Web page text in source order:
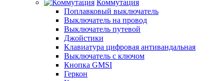
Коммутация
Поплавковый выключатель
Выключатель на провод
Выключатель путевой
Джойстики
Клавиатура цифровая антивандальная
Выключатель с ключом
Кнопка GMSI
Геркон